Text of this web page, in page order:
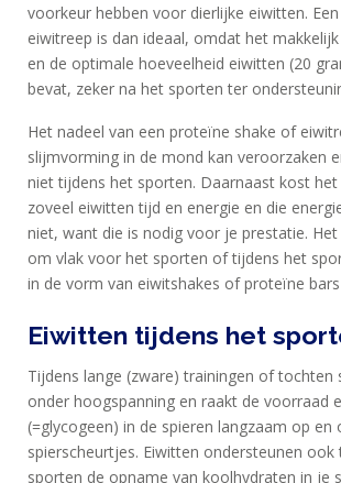
voorkeur hebben voor dierlijke eiwitten.
eiwitreep is dan ideaal, omdat het
en de optimale hoeveelheid eiwitten (20
bevat, zeker na het sporten ter
Het nadeel van een proteïne shake of
slijmvorming in de mond kan veroorzaken
niet tijdens het sporten. Daarnaast kost het
zoveel eiwitten tijd en energie en die
niet, want die is nodig voor je prestatie. Het
om vlak voor het sporten of tijdens het
in de vorm van eiwitshakes of proteïne
Eiwitten tijdens het
Tijdens lange (zware) trainingen of tochten
onder hoogspanning en raakt de voorraad
(=glycogeen) in de spieren langzaam op en
spierscheurtjes. Eiwitten ondersteunen ook
sporten de opname van koolhydraten in je